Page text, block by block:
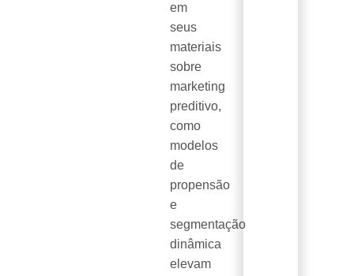
em
seus
materiais
sobre
marketing
preditivo,
como
modelos
de
propensão
e
segmentação
dinâmica
elevam